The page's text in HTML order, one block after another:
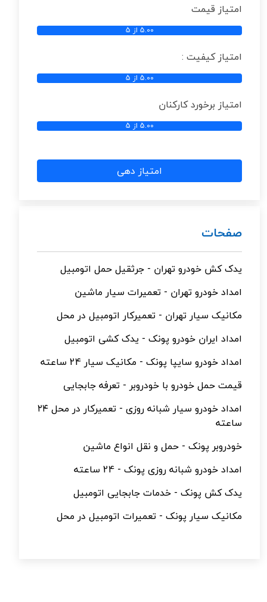
امتیاز قیمت
5.00 از 5
امتیاز کیفیت :
5.00 از 5
امتیاز برخورد کارکنان
5.00 از 5
امتیاز دهی
صفحات
یدک کش خودرو تهران - جرثقیل حمل اتومبیل
امداد خودرو تهران - تعمیرات سیار ماشین
مکانیک سیار تهران - تعمیرکار اتومبیل در محل
امداد ایران خودرو پونک - یدک کشی اتومبیل
امداد خودرو سایپا پونک - مکانیک سیار 24 ساعته
قیمت حمل خودرو با خودروبر - تعرفه جابجایی
امداد خودرو سیار شبانه روزی - تعمیرکار در محل ۲۴
ساعته
خودروبر پونک - حمل و نقل انواع ماشین
امداد خودرو شبانه روزی پونک - 24 ساعته
یدک کش پونک - خدمات جابجایی اتومبیل
مکانیک سیار پونک - تعمیرات اتومبیل در محل